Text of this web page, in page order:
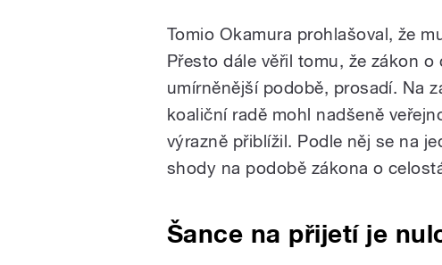
Tomio Okamura prohlašoval, že
Přesto dále věřil tomu, že zákon
umírněnější podobě, prosadí. Na
koaliční radě mohl nadšeně
výrazně přiblížil. Podle něj se na
shody na podobě zákona o
Šance na přijetí je